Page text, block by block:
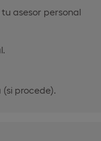
asesor personal
procede).